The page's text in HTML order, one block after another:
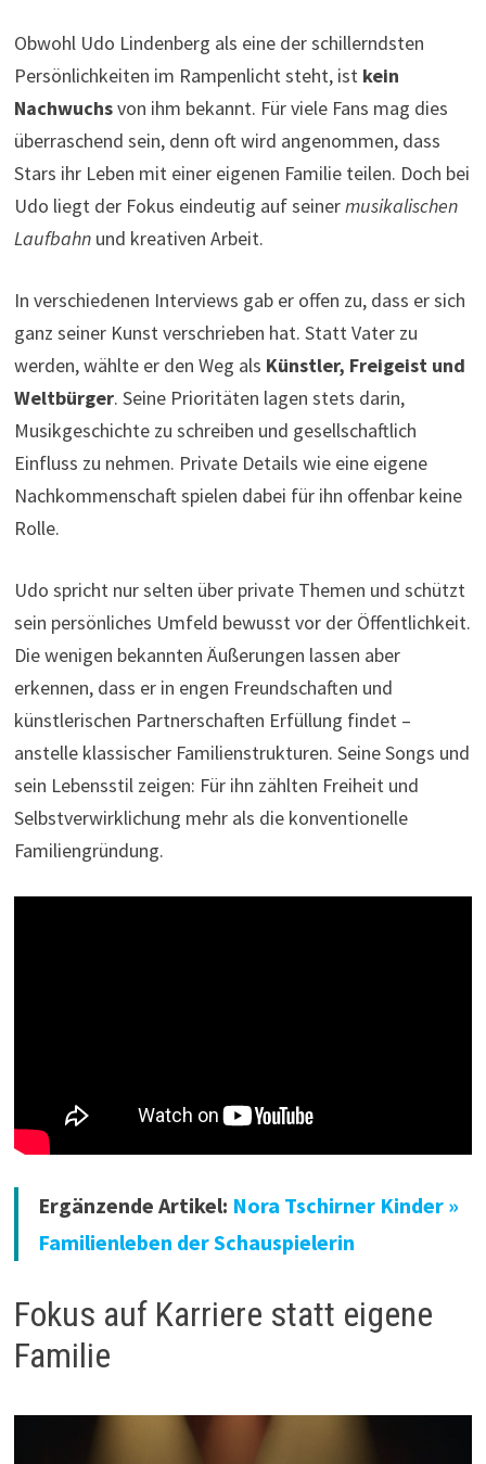
Obwohl Udo Lindenberg als eine der schillerndsten
Persönlichkeiten im Rampenlicht steht, ist kein
Nachwuchsvon ihm bekannt. Für viele Fans mag dies
überraschend sein, denn oft wird angenommen, dass
Stars ihr Leben mit einer eigenen Familie teilen. Doch bei
Udo liegt der Fokus eindeutig auf seinermusikalischen
Laufbahnund kreativen Arbeit.
In verschiedenen Interviews gab er offen zu, dass er sich
ganz seiner Kunst verschrieben hat. Statt Vater zu
werden, wählte er den Weg als Künstler, Freigeist und
Weltbürger. Seine Prioritäten lagen stets darin,
Musikgeschichte zu schreiben und gesellschaftlich
Einfluss zu nehmen. Private Details wie eine eigene
Nachkommenschaft spielen dabei für ihn offenbar keine
Rolle.
Udo spricht nur selten über private Themen und schützt
sein persönliches Umfeld bewusst vor der Öffentlichkeit.
Die wenigen bekannten Äußerungen lassen aber
erkennen, dass er in engen Freundschaften und
künstlerischen Partnerschaften Erfüllung findet –
anstelle klassischer Familienstrukturen. Seine Songs und
sein Lebensstil zeigen: Für ihn zählten Freiheit und
Selbstverwirklichung mehr als die konventionelle
Familiengründung.
Ergänzende Artikel: Nora Tschirner Kinder »
Familienleben der Schauspielerin
Fokus auf Karriere statt eigene
Familie